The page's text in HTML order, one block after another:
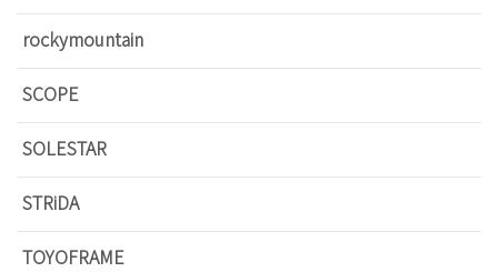
rockymountain
SCOPE
SOLESTAR
STRiDA
TOYOFRAME